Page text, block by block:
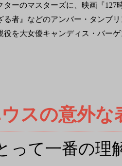
ターのマスターズに、映画『127
者』などのアンバー・タンブ
役を大女優キャンディス・バー
スの意外な
って一番の理